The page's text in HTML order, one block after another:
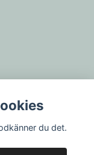
du det.